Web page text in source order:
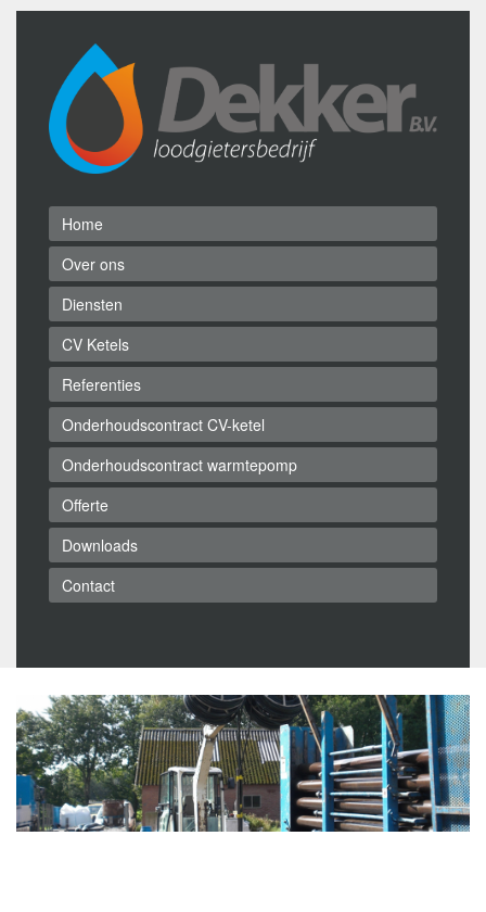
Home
Over ons
Diensten
CV Ketels
Referenties
Onderhoudscontract CV-ketel
Onderhoudscontract warmtepomp
Offerte
Downloads
Contact